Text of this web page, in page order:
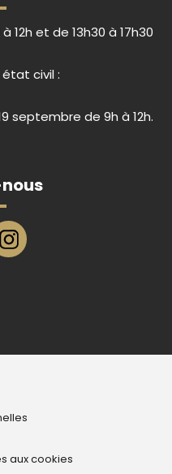
12h et de 13h30 à 17h30
civil :
septembre de 9h à 12h.
ville de Eu
Compte instagram ville de
aux cookies